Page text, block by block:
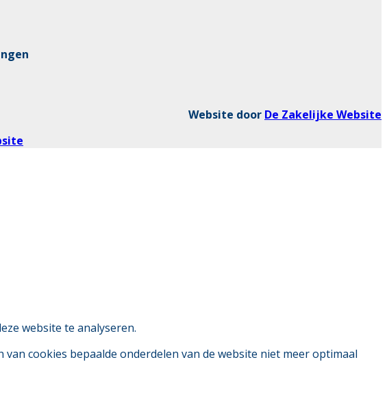
Website door De Zakelijke Website
website te analyseren.
cookies bepaalde onderdelen van de website niet meer optimaal